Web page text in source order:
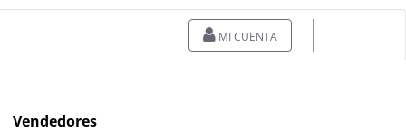
MI CUENTA
Vendedores